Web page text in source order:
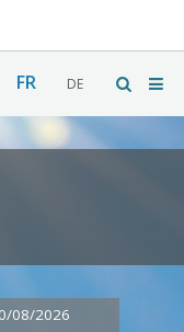
FR DE
08/2026